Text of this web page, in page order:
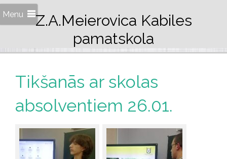
Menu
Z.A.Meierovica Kabiles
pamatskola
Tikšanās ar skolas
absolventiem 26.01.